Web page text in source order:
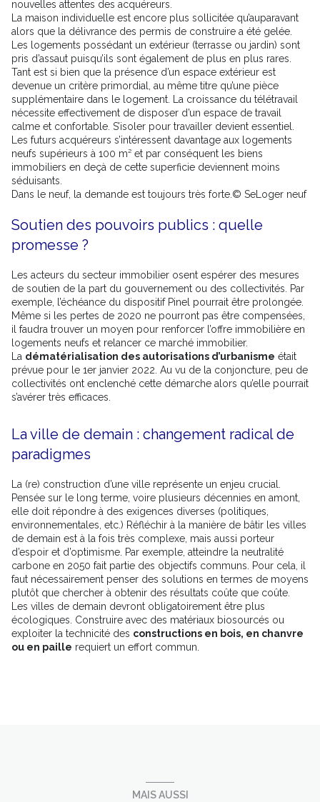
nouvelles attentes des acquéreurs.
La maison individuelle est encore plus sollicitée qu’auparavant
alors que la délivrance des permis de construire a été gelée.
Les logements possédant un extérieur (terrasse ou jardin) sont
pris d’assaut puisqu’ils sont également de plus en plus rares.
Tant est si bien que la présence d’un espace extérieur est
devenue un critère primordial, au même titre qu’une pièce
supplémentaire dans le logement. La croissance du télétravail
nécessite effectivement de disposer d’un espace de travail
calme et confortable. S’isoler pour travailler devient essentiel.
Les futurs acquéreurs s’intéressent davantage aux logements
neufs supérieurs à 100 m² et par conséquent les biens
immobiliers en deçà de cette superficie deviennent moins
séduisants.
Dans le neuf, la demande est toujours très forte.© SeLoger neuf
Soutien des pouvoirs publics : quelle
promesse ?
Les acteurs du secteur immobilier osent espérer des mesures
de soutien de la part du gouvernement ou des collectivités. Par
exemple, l’échéance du dispositif Pinel pourrait être prolongée.
Même si les pertes de 2020 ne pourront pas être compensées,
il faudra trouver un moyen pour renforcer l’offre immobilière en
logements neufs et relancer ce marché immobilier.
La dématérialisation des autorisations d’urbanisme était
prévue pour le 1er janvier 2022. Au vu de la conjoncture, peu de
collectivités ont enclenché cette démarche alors qu’elle pourrait
s’avérer très efficaces.
La ville de demain : changement radical de
paradigmes
La (re) construction d’une ville représente un enjeu crucial.
Pensée sur le long terme, voire plusieurs décennies en amont,
elle doit répondre à des exigences diverses (politiques,
environnementales, etc.) Réfléchir à la manière de bâtir les villes
de demain est à la fois très complexe, mais aussi porteur
d’espoir et d’optimisme. Par exemple, atteindre la neutralité
carbone en 2050 fait partie des objectifs communs. Pour cela, il
faut nécessairement penser des solutions en termes de moyens
plutôt que chercher à obtenir des résultats coûte que coûte.
Les villes de demain devront obligatoirement être plus
écologiques. Construire avec des matériaux biosourcés ou
exploiter la technicité des constructions en bois, en chanvre
ou en paille requiert un effort commun.
MAIS AUSSI